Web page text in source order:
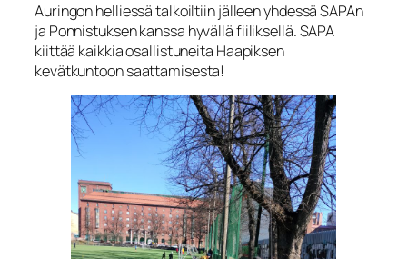
Auringon helliessä talkoiltiin jälleen yhdessä SAPAn
ja Ponnistuksen kanssa hyvällä fiiliksellä. SAPA
kiittää kaikkia osallistuneita Haapiksen
kevätkuntoon saattamisesta!